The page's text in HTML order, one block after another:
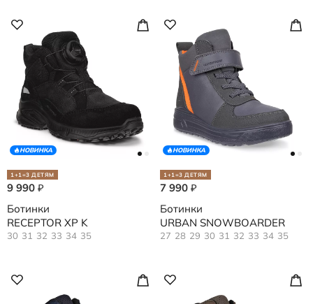
НОВИНКА
1+1=3 ДЕТЯМ
9 990 ₽
Ботинки
RECEPTOR XP K
30 31 32 33 34 35
НОВИНКА
1+1=3 ДЕТЯМ
7 990 ₽
Ботинки
URBAN SNOWBOARDER
27 28 29 30 31 32 33 34 35